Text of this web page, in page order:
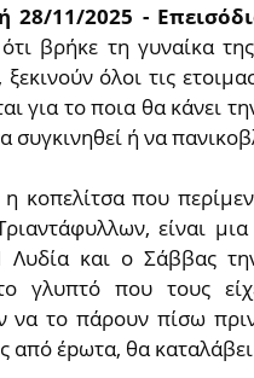
28/11/2025 -
ότι βρήκε τη γυναίκα
ξεκινούν όλοι τις
για το ποια θα κάνει
συγκινηθεί ή να
κοπελίτσα που
είναι
Λυδία και ο Σάββας
γλυπτό που τους
να το πάρουν πίσω
από έpωτα, θα